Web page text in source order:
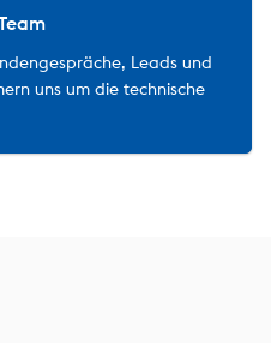
Leads und
uns um die technische